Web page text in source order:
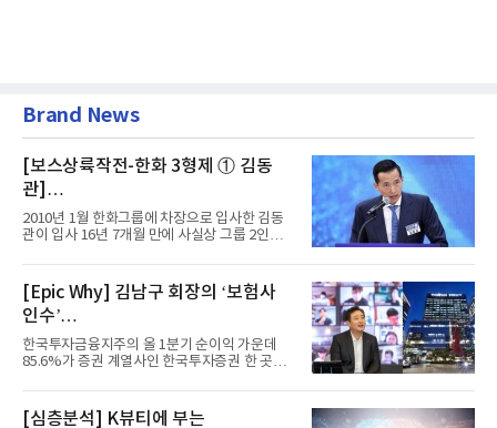
Brand News
[보스상륙작전-한화 3형제 ① 김동
관]
입사 16년 만에 수석부회장 … 경영승
계 ‘초읽기’
2010년 1월 한화그룹에 차장으로 입사한 김동
관이 입사 16년 7개월 만에 사실상 그룹 2인자
[Epic Why] 김남구 회장의 ‘보험사
인수’
발걸음이 신중해진 배경은?
한국투자금융지주의 올 1분기 순이익 가운데
85.6%가 증권 계열사인 한국투자증권 한 곳에
[심층분석] K뷰티에 부는